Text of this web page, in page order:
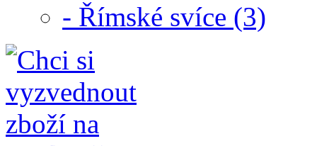
- Římské svíce (3)